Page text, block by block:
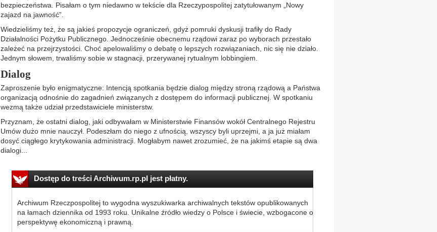
bezpieczeństwa. Pisałam o tym niedawno w tekście dla Rzeczypospolitej zatytułowanym „Nowy
zajazd na jawność”.
Wiedzieliśmy też, że są jakieś propozycje ograniczeń, gdyż pomruki dyskusji trafiły do Rady
Działalności Pożytku Publicznego. Jednocześnie obecnemu rządowi zaraz po wyborach przestało
zależeć na przejrzystości. Choć apelowaliśmy o debatę o lepszych rozwiązaniach, nic się nie działo.
Jednym słowem, trwaliśmy sobie w stagnacji, przerywanej rytualnym lobbingiem.
Dialog
Zaproszenie było enigmatyczne: Intencją spotkania będzie dialog między stroną rządową a Państwa
organizacją odnośnie do zagadnień związanych z dostępem do informacji publicznej. W spotkaniu
wezmą także udział przedstawiciele ministerstw.
Przyznam, że ostatni dialog, jaki odbywałam w Ministerstwie Finansów wokół Centralnego Rejestru
Umów dużo mnie nauczył. Podeszłam do niego z ufnością, wszyscy byli uprzejmi, a ja już miałam
dosyć ciągłego krytykowania administracji. Mogłabym nawet zrozumieć, że na jakimś etapie są dwa
dialogi...
Dostęp do treści Archiwum.rp.pl jest płatny.
Archiwum Rzeczpospolitej to wygodna wyszukiwarka archiwalnych tekstów opublikowanych
na łamach dziennika od 1993 roku. Unikalne źródło wiedzy o Polsce i świecie, wzbogacone o
perspektywę ekonomiczną i prawną.